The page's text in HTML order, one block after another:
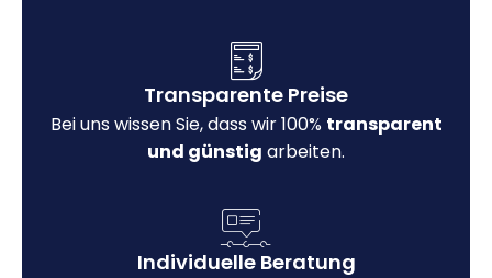
Transparente Preise
Bei uns wissen Sie, dass wir 100% transparent
und günstig arbeiten.
Individuelle Beratung